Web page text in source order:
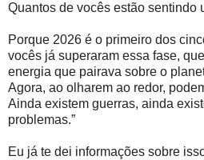
Quantos de vocês estão sentindo
Porque 2026 é o primeiro dos
vocês já superaram essa fase,
energia que pairava sobre o
Agora, ao olharem ao redor,
Ainda existem guerras, ainda
problemas.”
Eu já te dei informações sobre